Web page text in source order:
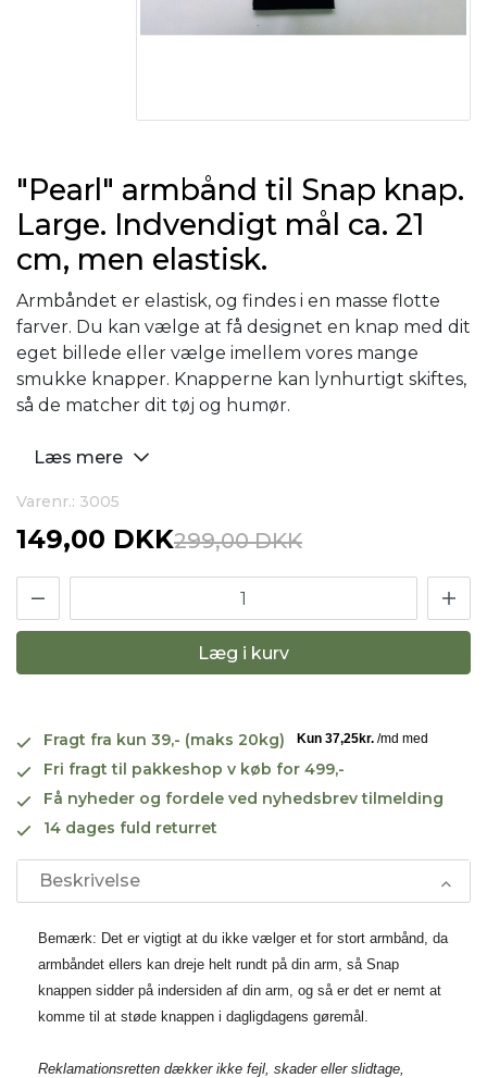
"Pearl" armbånd til Snap knap.
Large. Indvendigt mål ca. 21
cm, men elastisk.
Armbåndet er elastisk, og findes i en masse flotte
farver. Du kan vælge at få designet en knap med dit
eget billede eller vælge imellem vores mange
smukke knapper. Knapperne kan lynhurtigt skiftes,
så de matcher dit tøj og humør.
Læs mere
Varenr.: 3005
149,00 DKK299,00 DKK
Læg i kurv
Fragt fra kun 39,- (maks 20kg)
Fri fragt til pakkeshop v køb for 499,-
Få nyheder og fordele ved nyhedsbrev tilmelding
14 dages fuld returret
Beskrivelse
Bemærk: Det er vigtigt at du ikke vælger et for stort armbånd, da
armbåndet ellers kan dreje helt rundt på din arm, så Snap
knappen sidder på indersiden af din arm, og så er det er nemt at
komme til at støde knappen i dagligdagens gøremål.
Reklamationsretten dækker ikke fejl, skader eller slidtage,